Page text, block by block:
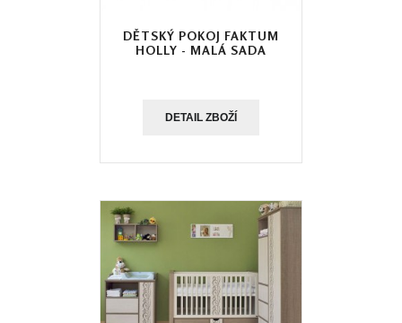
DĚTSKÝ POKOJ FAKTUM
HOLLY - MALÁ SADA
DETAIL ZBOŽÍ